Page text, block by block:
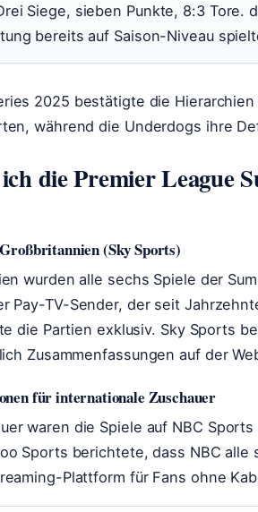
Siege, sieben Punkte, 8:3 Tore.
bereits auf Saison-Niveau
2025 bestätigte die
während die Underdogs ihre
die Premier League
(Sky Sports)
wurden alle sechs Spiele der
Pay-TV-Sender, der seit
die Partien exklusiv. Sky Sports
Zusammenfassungen auf der
für internationale Zuschauer
waren die Spiele auf NBC
Sports berichtete, dass NBC
Plattform für Fans ohne